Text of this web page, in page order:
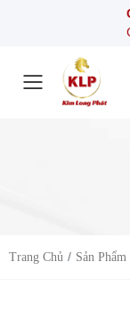
Toggle
Trang Chủ Sản Phẩm